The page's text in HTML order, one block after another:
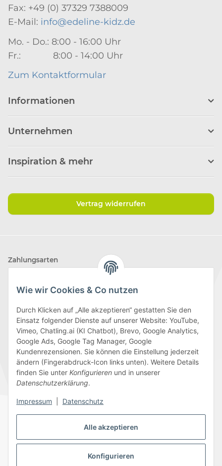
Alle akzeptieren
Konfigurieren
Wie wir Cookies & Co nutzen
Durch Klicken auf „Alle akzeptieren“ gestatten Sie den
Einsatz folgender Dienste auf unserer Website: YouTube,
Vimeo, Chatling.ai (KI Chatbot), Brevo, Google Analytics,
Google Ads, Google Tag Manager, Google
Kundenrezensionen. Sie können die Einstellung jederzeit
ändern (Fingerabdruck-Icon links unten). Weitere Details
finden Sie unter Konfigurieren und in unserer
Datenschutzerklärung.
Impressum Datenschutz
Fax: +49 (0) 37329 7388009
E-Mail: info@edeline-kidz.de
Mo. - Do.: 8:00 - 16:00 Uhr
Fr.: 8:00 - 14:00 Uhr
Zum Kontaktformular
Informationen
Unternehmen
Inspiration & mehr
Vertrag widerrufen
Zahlungsarten
Wir versenden mit
Folge uns
DatenschutzAGBSitemapImpressum
BatteriegesetzhinweiseWiderrufsrecht